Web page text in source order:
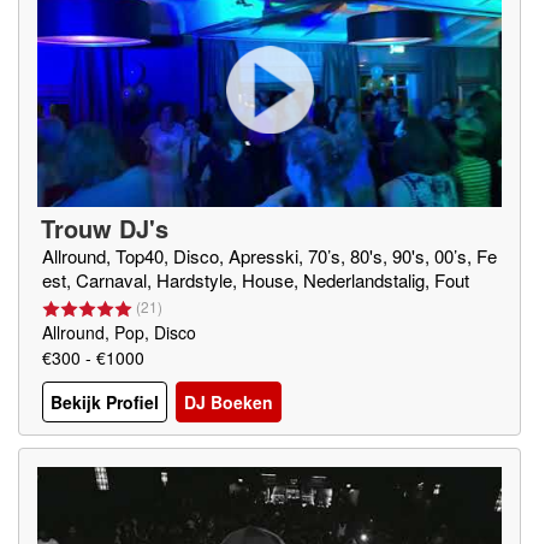
Trouw DJ's
Allround, Top40, Disco, Apresski, 70’s, 80's, 90's, 00’s, Fe
est, Carnaval, Hardstyle, House, Nederlandstalig, Fout
(21)
Allround, Pop, Disco
€300 - €1000
Bekijk Profiel
DJ Boeken